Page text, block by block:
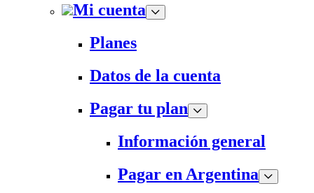
Mi cuenta
Planes
Datos de la cuenta
Pagar tu plan
Información general
Pagar en Argentina